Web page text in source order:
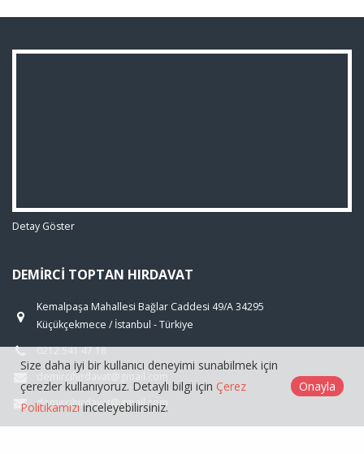
Detay Göster
DEMIRCI TOPTAN HIRDAVAT
Kemalpaşa Mahallesi Bağlar Caddesi 49/A 34295
Küçükçekmece / İstanbul - Türkiye
0212 541 47 18
demircihirdavat@gmail.com
demircihirdavat@gmail.com
Size daha iyi bir kullanıcı deneyimi sunabilmek için
çerezler kullanıyoruz. Detaylı bilgi için Çerez
Politikamızı inceleyebilirsiniz.
Onayla